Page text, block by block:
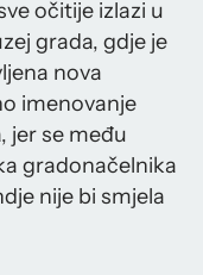
očitije izlazi u
grada, gdje je
nova
imenovanje
jer se među
gradonačelnika
nije bi smjela